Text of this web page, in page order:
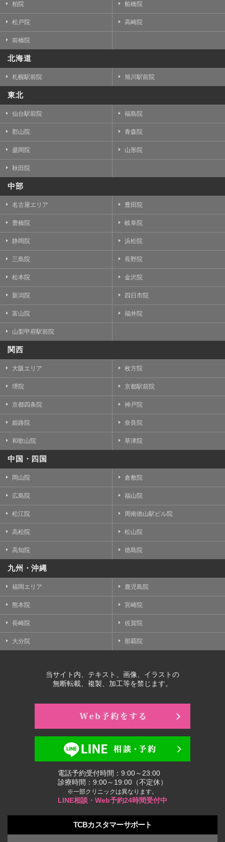
柏院 船橋院
松戸院 高崎院
前橋院
北海道
札幌駅前院 旭川駅前院
東北
仙台駅前院 福島院
郡山院 青森院
盛岡院 山形院
秋田院
中部
名古屋エリア 豊田院
豊橋院 岐阜院
静岡院 浜松院
三島院 長野院
松本院 金沢院
新潟院 四日市院
富山院 福井院
山梨甲府駅前院
関西
大阪エリア 枚方院
堺院 京都駅前院
京都四条院 神戸院
姫路院 奈良院
和歌山院 草津院
中国・四国
岡山院 倉敷院
広島院 福山院
松江院 周南徳山駅ビル院
高松院 松山院
高知院 徳島院
九州・沖縄
福岡エリア 鹿児島院
熊本院 宮崎院
長崎院 佐賀院
大分院 那覇院
当サイト内、テキスト、画像、イラストの
無断転載、複製、加工等を禁じます。
電話予約受付時間：9:00～23:00
診療時間：9:00～19:00（不定休）
※一部クリニックは異なります。
LINE相談・Web予約24時間受付中
TCBカスタマーサポート